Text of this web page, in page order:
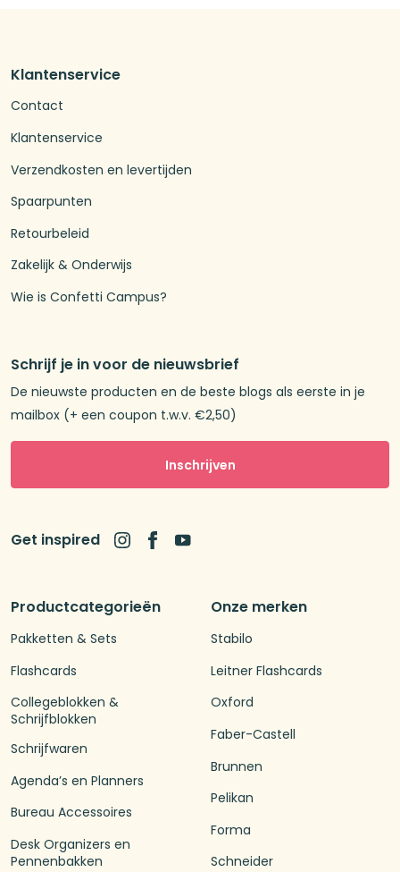
Productcategorieën
Pakketten & Sets
Flashcards
Collegeblokken &
Schrijfblokken
Schrijfwaren
Agenda’s en Planners
Bureau Accessoires
Desk Organizers en
Pennenbakken
Onze merken
Stabilo
Leitner Flashcards
Oxford
Faber-Castell
Brunnen
Pelikan
Forma
Schneider
Klantenservice
Contact
Klantenservice
Verzendkosten en levertijden
Spaarpunten
Retourbeleid
Zakelijk & Onderwijs
Wie is Confetti Campus?
Schrijf je in voor de nieuwsbrief
De nieuwste producten en de beste blogs als eerste in je
mailbox (+ een coupon t.w.v. €2,50)
Inschrijven
Get inspired